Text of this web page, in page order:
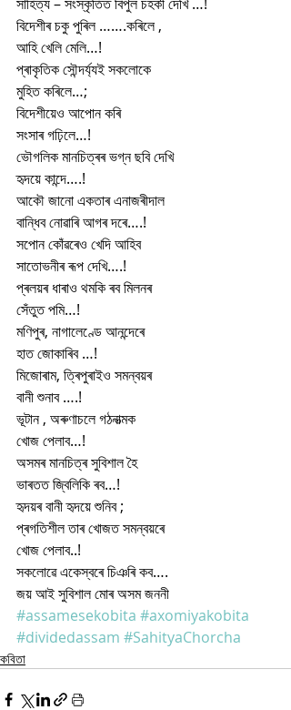
বিদেশীৰ চকু পুৰিল …….কৰিলে ,
আহি খেলি মেলি…!
প্ৰাকৃতিক সৌন্দৰ্য্যই সকলোকে
মুহিত কৰিলে…;
বিদেশীয়েও আপোন কৰি
সংসাৰ গঢ়িলে…!
ভৌগলিক মানচিত্ৰৰ ভগ্ন ছবি দেখি
হৃদয়ে কান্দে….!
আকৌ জানো একতাৰ এনাজৰীদাল
বান্ধিব নোৱাৰি আগৰ দৰে….!
সপোন কোঁৱৰেও খেদি আহিব
সাতোভনীৰ ৰূপ দেখি….!
প্ৰলয়ৰ ধাৰাও থমকি ৰব মিলনৰ
সেঁতুত পমি…!
মণিপুৰ, নাগালেণ্ডে আনন্দেৰে
হাত জোকাৰিব …!
মিজোৰাম, ত্ৰিপুৰাইও সমন্বয়ৰ
বানী শুনাব ….!
ভূটান , অৰুণাচলে গঠনাত্মক
খোজ পেলাব…!
অসমৰ মানচিত্ৰ সুবিশাল হৈ
ভাৰতত জ্বিলিকি ৰব…!
হৃদয়ৰ বানী হৃদয়ে শুনিব ;
প্ৰগতিশীল তাৰ খোজত সমন্বয়ৰে
খোজ পেলাব..!
সকলোৱে একেস্বৰে চিঞৰি কব….
জয় আই সুবিশাল মোৰ অসম জননী
#assamesekobita #axomiyakobita
#dividedassam #SahityaChorcha
কবিতা